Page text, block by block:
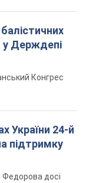
у Держдепі
Конгрес
України 24-й
підтримку
Федорова досі